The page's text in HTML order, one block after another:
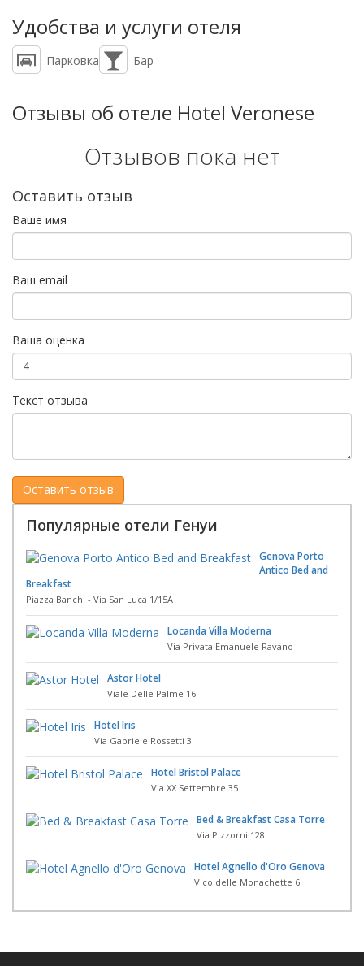
Удобства и услуги отеля
Парковка Бар
Отзывы об отеле Hotel Veronese
Отзывов пока нет
Оставить отзыв
Ваше имя
Ваш email
Ваша оценка
Текст отзыва
Популярные отели Генуи
Genova Porto
Antico Bed and
Breakfast
Piazza Banchi - Via San Luca 1/15A
Locanda Villa Moderna
Via Privata Emanuele Ravano
Astor Hotel
Viale Delle Palme 16
Hotel Iris
Via Gabriele Rossetti 3
Hotel Bristol Palace
Via XX Settembre 35
Bed & Breakfast Casa Torre
Via Pizzorni 128
Hotel Agnello d'Oro Genova
Vico delle Monachette 6